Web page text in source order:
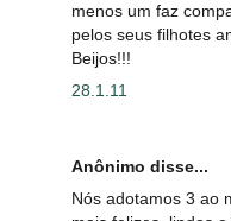
menos um faz
pelos seus filhotes
Beijos!!!
28.1.11
Anônimo disse...
Nós adotamos 3 ao